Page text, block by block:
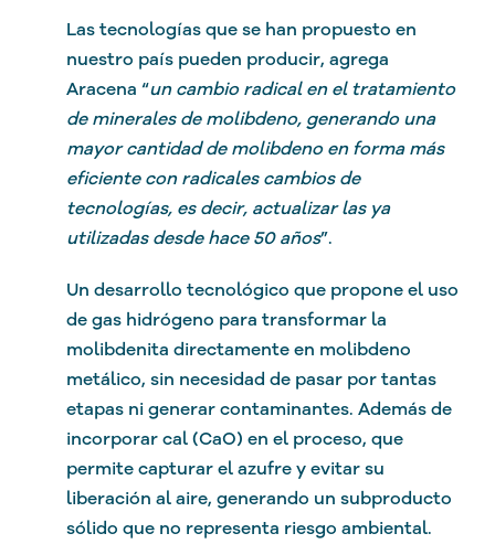
Las tecnologías que se han propuesto en
nuestro país pueden producir, agrega
Aracena “un cambio radical en el tratamiento
de minerales de molibdeno, generando una
mayor cantidad de molibdeno en forma más
eficiente con radicales cambios de
tecnologías, es decir, actualizar las ya
utilizadas desde hace 50 años”.
Un desarrollo tecnológico que propone el uso
de gas hidrógeno para transformar la
molibdenita directamente en molibdeno
metálico, sin necesidad de pasar por tantas
etapas ni generar contaminantes. Además de
incorporar cal (CaO) en el proceso, que
permite capturar el azufre y evitar su
liberación al aire, generando un subproducto
sólido que no representa riesgo ambiental.